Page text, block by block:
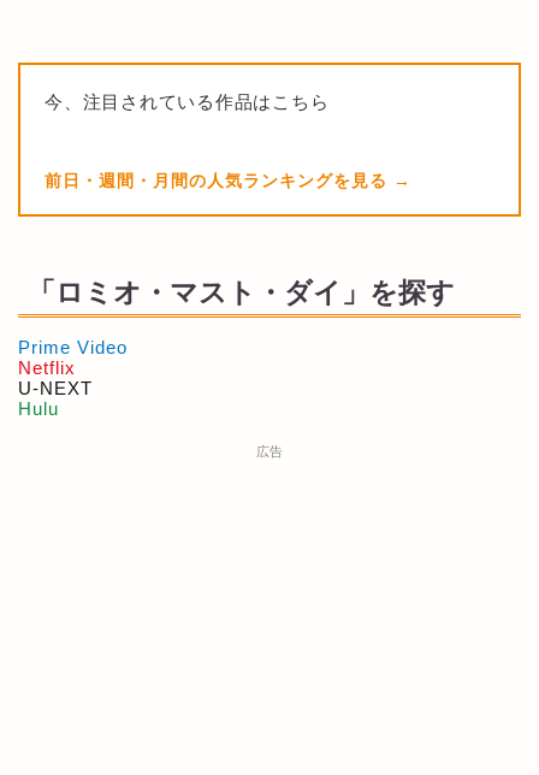
今、注目されている作品はこちら
前日・週間・月間の人気ランキングを見る
「ロミオ・マスト・ダイ」を探す
Prime Video
Netflix
U-NEXT
Hulu
広告